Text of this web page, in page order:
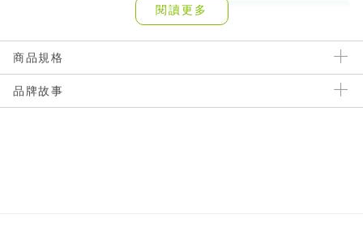
閱讀更多
商品規格
品牌故事